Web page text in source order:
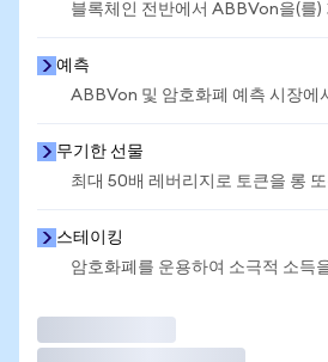
블록체인 전반에서 ABBVon을(를)
예측
ABBVon 및 암호화폐 예측 시장에
무기한 선물
최대 50배 레버리지로 토큰을 롱
스테이킹
암호화폐를 운용하여 소극적 소득